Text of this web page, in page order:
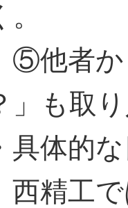
者から
」も取
体的な
工で